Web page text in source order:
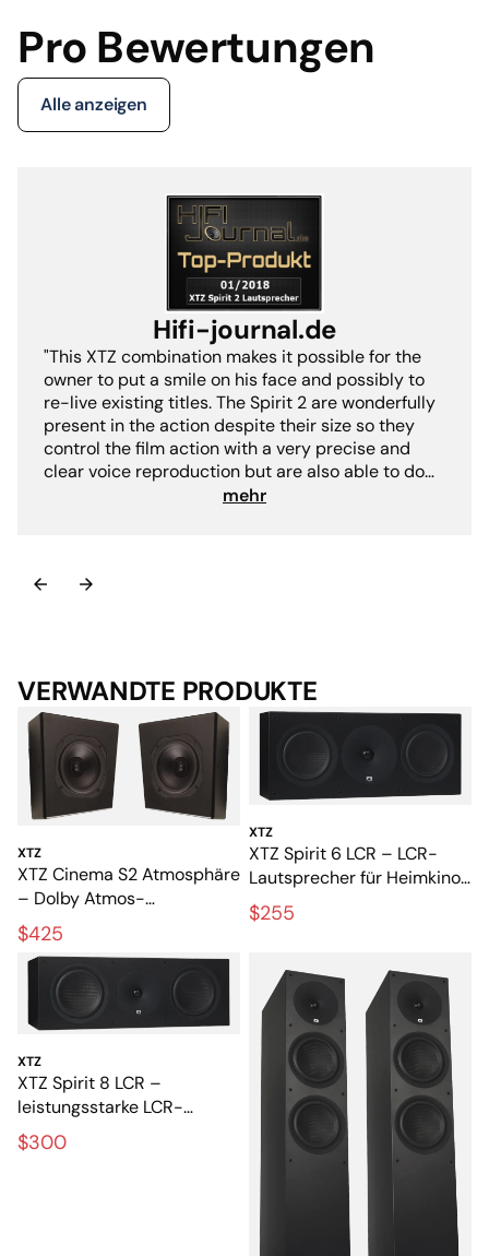
Pro Bewertungen
Alle anzeigen
Hifi-journal.de
"This XTZ combination makes it possible for the
owner to put a smile on his face and possibly to
re-live existing titles. The Spirit 2 are wonderfully
present in the action despite their size so they
control the film action with a very precise and
clear voice reproduction but are also able to do
very well in the midrange.- Matthias Fengler+
visible"
mehr
VERWANDTE PRODUKTE
XTZ
XTZ Cinema S2 Atmosphäre
– Dolby Atmos-
Lautsprecher für 3D-Ton
$425
XTZ
XTZ Spirit 6 LCR – LCR-
Lautsprecher für Heimkino
und Musik
$255
XTZ
XTZ Spirit 8 LCR –
leistungsstarke LCR-
Lautsprecher für exklusive
Heimkinoanlagen
$300